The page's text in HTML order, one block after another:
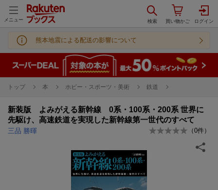
メニュー
熊本地震による配送の影響について
トップ 本 ホビー・スポーツ・美術 鉄道
新装版 よみがえる新幹線 0系・100系・200系 世界に
先駆け、高速鉄道を実現した新幹線第一世代のすべて
三品 勝暉 （0件）